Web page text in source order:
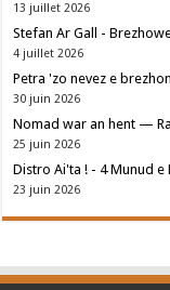
13 juillet 2026
Stefan Ar Gall -
4 juillet 2026
Petra 'zo nevez e
30 juin 2026
Nomad war an hent —
25 juin 2026
Distro Ai'ta ! - 4 Munud e
23 juin 2026